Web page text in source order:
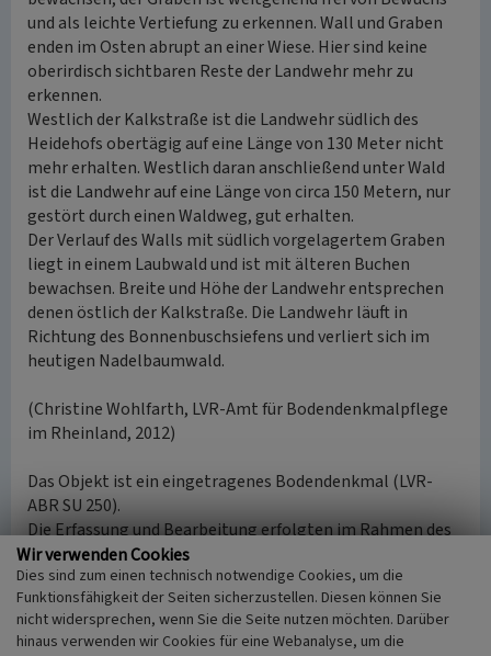
und als leichte Vertiefung zu erkennen. Wall und Graben
enden im Osten abrupt an einer Wiese. Hier sind keine
oberirdisch sichtbaren Reste der Landwehr mehr zu
erkennen.
Westlich der Kalkstraße ist die Landwehr südlich des
Heidehofs obertägig auf eine Länge von 130 Meter nicht
mehr erhalten. Westlich daran anschließend unter Wald
ist die Landwehr auf eine Länge von circa 150 Metern, nur
gestört durch einen Waldweg, gut erhalten.
Der Verlauf des Walls mit südlich vorgelagertem Graben
liegt in einem Laubwald und ist mit älteren Buchen
bewachsen. Breite und Höhe der Landwehr entsprechen
denen östlich der Kalkstraße. Die Landwehr läuft in
Richtung des Bonnenbuschsiefens und verliert sich im
heutigen Nadelbaumwald.
(Christine Wohlfarth, LVR-Amt für Bodendenkmalpflege
im Rheinland, 2012)
Das Objekt ist ein eingetragenes Bodendenkmal (LVR-
ABR SU 250).
Die Erfassung und Bearbeitung erfolgten im Rahmen des
von der DBU (Deutsche Bundesstiftung Umwelt)
geförderten Projektes „Natur- und Kulturlandschaft
zwischen Siebengebirge und Sieg“.
Internet
Wir verwenden Cookies
Dies sind zum einen technisch notwendige Cookies, um die
Funktionsfähigkeit der Seiten sicherzustellen. Diesen können Sie
nicht widersprechen, wenn Sie die Seite nutzen möchten. Darüber
hinaus verwenden wir Cookies für eine Webanalyse, um die